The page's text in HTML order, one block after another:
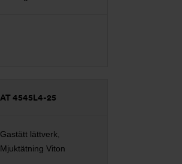
AT 4545L4-25
Gastätt lättverk,
Mjuktätning Viton